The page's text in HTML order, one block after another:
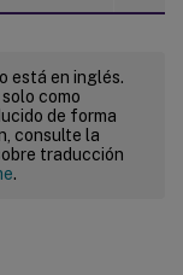
está en inglés.
como
de forma
consulte la
traducción
.